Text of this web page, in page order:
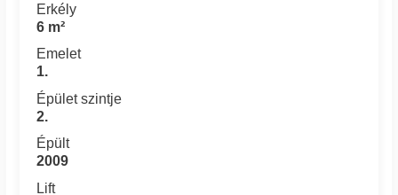
Erkély
6 m²
Emelet
1.
Épület szintje
2.
Épült
2009
Lift